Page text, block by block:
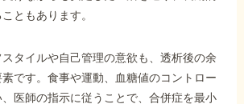
ともあります。
タイルや自己管理の意欲も、透析後の余
です。食事や運動、血糖値のコントロー
医師の指示に従うことで、合併症を最小